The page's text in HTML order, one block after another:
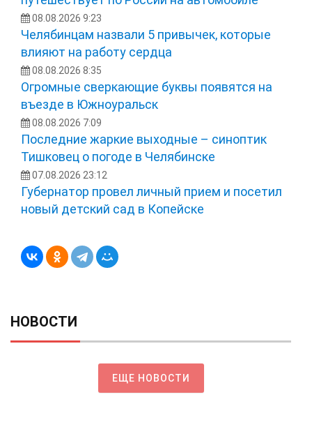
08.08.2026 9:23
Челябинцам назвали 5 привычек, которые
влияют на работу сердца
08.08.2026 8:35
Огромные сверкающие буквы появятся на
въезде в Южноуральск
08.08.2026 7:09
Последние жаркие выходные – синоптик
Тишковец о погоде в Челябинске
07.08.2026 23:12
Губернатор провел личный прием и посетил
новый детский сад в Копейске
НОВОСТИ
ЕЩЕ НОВОСТИ